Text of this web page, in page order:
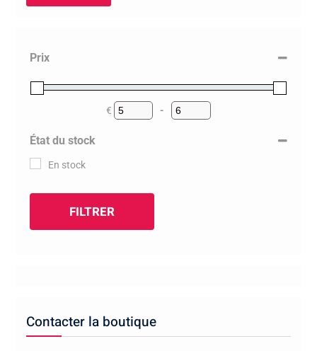
Prix
€
Minimum Price
-
Maximum Price
État du stock
En stock
FILTRER
Contacter la boutique